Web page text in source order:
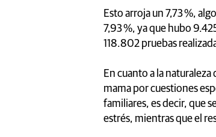
Esto arroja un 7,73 %,
7,93 %, ya que hubo
118.802 pruebas
En cuanto a la
mama por cuestiones
familiares, es decir, que
estrés, mientras que el